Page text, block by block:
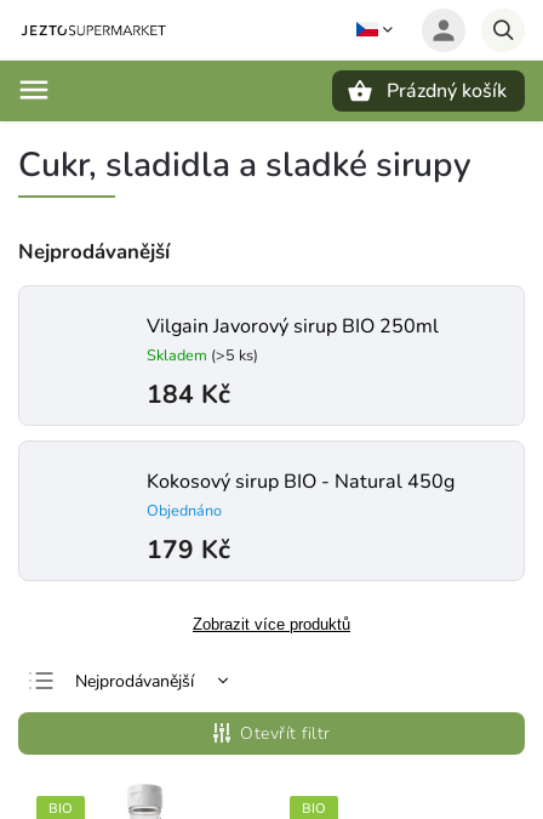
Prázdný košík
Cukr, sladidla a sladké sirupy
Nejprodávanější
Vilgain Javorový sirup BIO 250ml
Skladem (>5 ks)
184 Kč
Kokosový sirup BIO - Natural 450g
Objednáno
179 Kč
Zobrazit více produktů
Nejprodávanější
Nejlevnější
Nejdražší
Abecedně
Otevřít filtr
BIO
BIO